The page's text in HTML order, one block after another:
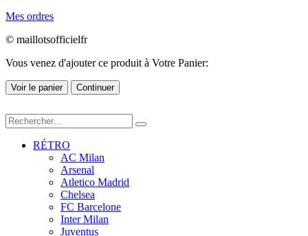
Mes ordres
© maillotsofficielfr
Vous venez d'ajouter ce produit à Votre Panier:
Voir le panier Continuer
RÉTRO
AC Milan
Arsenal
Atletico Madrid
Chelsea
FC Barcelone
Inter Milan
Juventus